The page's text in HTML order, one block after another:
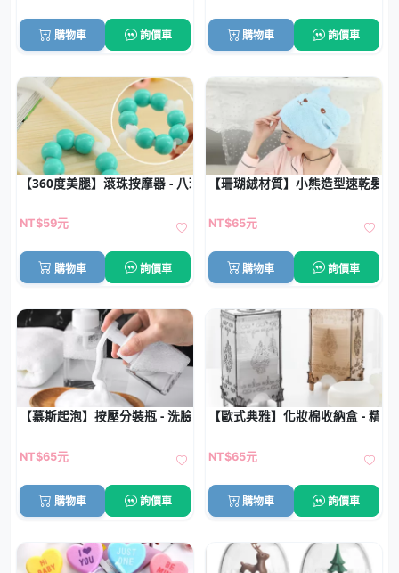
購物車 詢價車 購物車 詢價車
【360度美腿】滾珠按摩器 - 八珠小腿紓壓按摩神器
NT$59元
購物車 詢價車
【珊瑚絨材質】小熊造型速乾髮
NT$65元
購物車 詢價車
【慕斯起泡】按壓分裝瓶 - 洗臉起泡器
NT$65元
購物車 詢價車
【歐式典雅】化妝棉收納盒 - 精緻
NT$65元
購物車 詢價車